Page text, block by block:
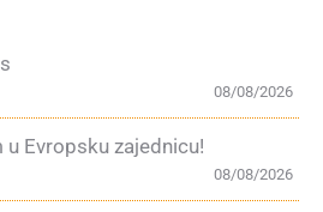
08/08/2026
Evropsku zajednicu!
08/08/2026